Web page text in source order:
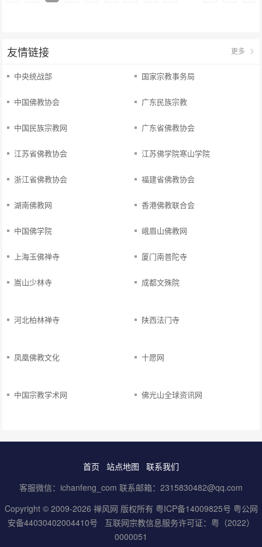
友情链接 更多
中央统战部 国家宗教事务局
中国佛教协会 广东民族宗教
中国民族宗教网 广东省佛教协会
江苏省佛教协会 江苏佛学院寒山学院
浙江省佛教协会 福建省佛教协会
湖南佛教网 香港佛教联合会
中国佛学院 峨眉山佛教网
上海玉佛禅寺 厦门南普陀寺
嵩山少林寺 成都文殊院
河北柏林禅寺 陕西法门寺
凤凰佛教文化 十愿网
中国宗教学术网 佛光山全球资讯网
首页 站点地图
联系我们
客服微信：ichanfeng_com 联系邮箱：2315830482@qq.com
Copyright © 2009-2026 禅风网 版权所有 粤ICP备14009825号 粤公网
安备44030402004410号
互联网宗教信息服务许可证：粤（2022）
0000051